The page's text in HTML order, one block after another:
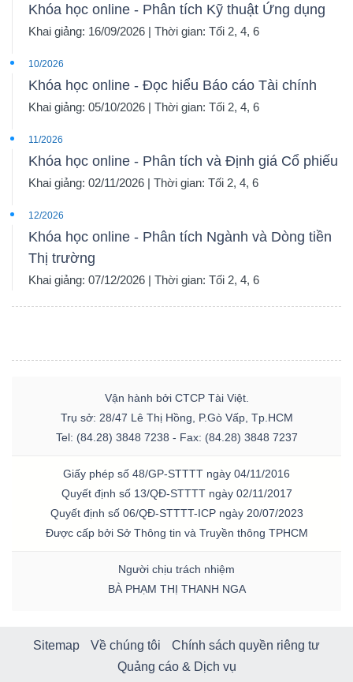
Khóa học online - Phân tích Kỹ thuật Ứng dụng
Khai giảng: 16/09/2026 | Thời gian: Tối 2, 4, 6
10/2026
Khóa học online - Đọc hiểu Báo cáo Tài chính
Khai giảng: 05/10/2026 | Thời gian: Tối 2, 4, 6
11/2026
Khóa học online - Phân tích và Định giá Cổ phiếu
Khai giảng: 02/11/2026 | Thời gian: Tối 2, 4, 6
12/2026
Khóa học online - Phân tích Ngành và Dòng tiền
Thị trường
Khai giảng: 07/12/2026 | Thời gian: Tối 2, 4, 6
Vận hành bởi CTCP Tài Việt.
Trụ sở: 28/47 Lê Thị Hồng, P.Gò Vấp, Tp.HCM
Tel: (84.28) 3848 7238 - Fax: (84.28) 3848 7237
Giấy phép số 48/GP-STTTT ngày 04/11/2016
Quyết định số 13/QĐ-STTTT ngày 02/11/2017
Quyết định số 06/QĐ-STTTT-ICP ngày 20/07/2023
Được cấp bởi Sở Thông tin và Truyền thông TPHCM
Người chịu trách nhiệm
BÀ PHẠM THỊ THANH NGA
Sitemap Về chúng tôi
Chính sách quyền riêng tư
Quảng cáo & Dịch vụ